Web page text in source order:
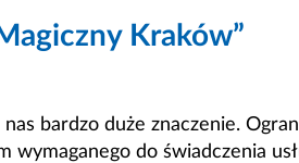
Kraków”
bardzo duże znaczenie.
do świadczenia